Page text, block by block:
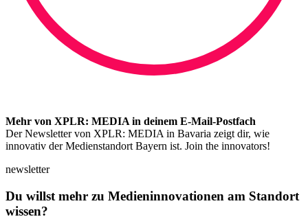
Mehr von XPLR: MEDIA in deinem E-Mail-Postfach
Der Newsletter von XPLR: MEDIA in Bavaria zeigt dir, wie
innovativ der Medienstandort Bayern ist. Join the innovators!
newsletter
Du willst mehr zu Medieninnovationen am Standort
wissen?